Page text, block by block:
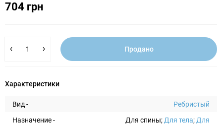
704 грн
Продано
Характеристики
Вид -
Ребристый
Назначение -
Для спины; Для тела; Для